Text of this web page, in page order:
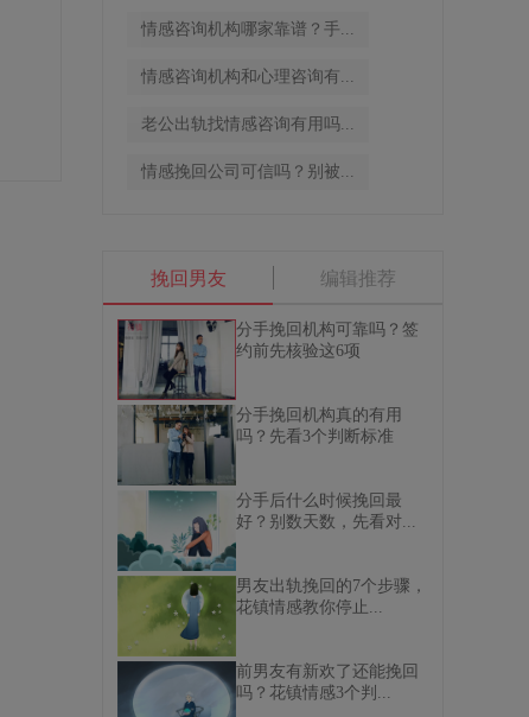
情感咨询机构哪家靠谱？手...
情感咨询机构和心理咨询有...
老公出轨找情感咨询有用吗...
情感挽回公司可信吗？别被...
挽回男友 编辑推荐
分手挽回机构可靠吗？签
约前先核验这6项
分手挽回机构真的有用
吗？先看3个判断标准
分手后什么时候挽回最
好？别数天数，先看对...
男友出轨挽回的7个步骤，
花镇情感教你停止...
前男友有新欢了还能挽回
吗？花镇情感3个判...